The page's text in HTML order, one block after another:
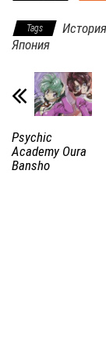
Tags История
Япония
Psychic
Academy Oura
Bansho